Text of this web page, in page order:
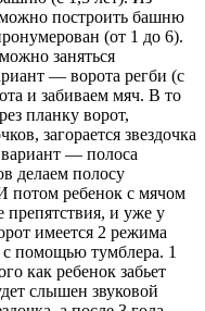
построить башню
(от 1 до 6).
заняться
— ворота регби (с
и забиваем мяч. В то
планку ворот,
загорается звездочка
— полоса
делаем полосу
потом ребенок с мячом
препятствия, и уже у
имеется 2 режима
помощью тумблера. 1
как ребенок забьет
слышен звуковой